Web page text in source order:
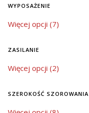
WYPOSAŻENIE
wyposażenie
Więcej opcji (7)
ZASILANIE
zasilanie
Więcej opcji (2)
SZEROKOŚĆ SZOROWANIA